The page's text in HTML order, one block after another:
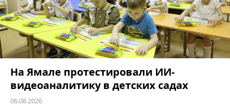
На Ямале протестировали ИИ-
видеоаналитику в детских садах
06.08.2026